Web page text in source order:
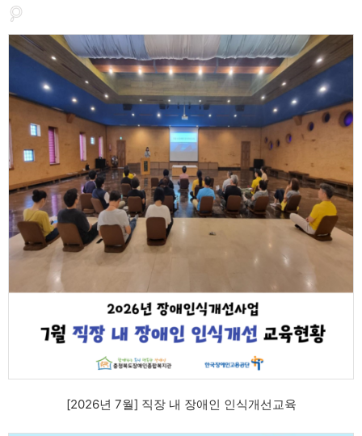
[2026년 7월] 직장 내 장애인 인식개선교육